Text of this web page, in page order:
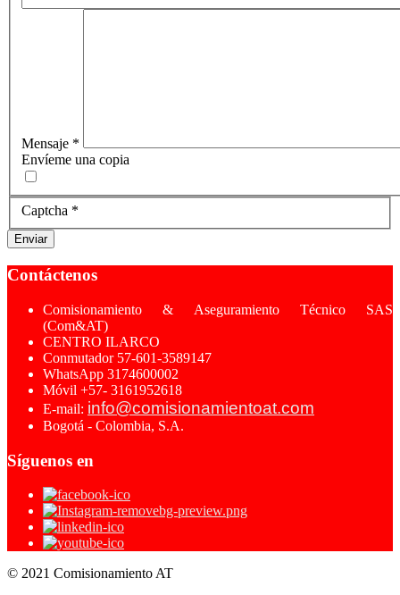
Mensaje *
Envíeme una copia
Captcha *
Enviar
Contáctenos
Comisionamiento & Aseguramiento Técnico SAS
(Com&AT)
CENTRO ILARCO
Conmutador 57-601-3589147
WhatsApp 3174600002
Móvil +57- 3161952618
E-mail: info@comisionamientoat.com
Bogotá - Colombia, S.A.
Síguenos en
© 2021 Comisionamiento AT